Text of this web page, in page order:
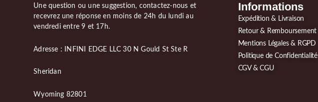
Une question ou une suggestion, contactez-nous et
recevrez une réponse en moins de 24h du lundi au
vendredi entre 9 et 17h.
Adresse : INFINI EDGE LLC 30 N Gould St Ste R
Sheridan
Wyoming 82801
Informations
Expédition & Livraison
Retour & Remboursement
Mentions Légales & RGPD
Politique de Confidentialité
CGV & CGU